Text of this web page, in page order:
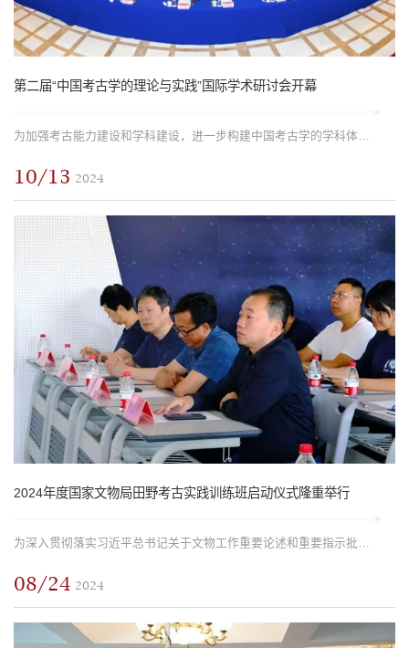
第二届“中国考古学的理论与实践”国际学术研讨会开幕
为加强考古能力建设和学科建设，进一步构建中国考古学的学科体系、学术体系、话语体系，2024年10月12-13日，北京大学考古文博学院（中国文物博物馆学院）、北京大学中国考古学研究中心、考古科学教育部重点实验室（北...
10/13 2024
2024年度国家文物局田野考古实践训练班启动仪式隆重举行
为深入贯彻落实习近平总书记关于文物工作重要论述和重要指示批示精神，努力完善中国考古学学科体系、学术体系和话语体系，为建设中国特色、中国风格、中国气派的考古学贡献力量，2019年以来，在国家文物局、宁夏回族...
08/24 2024